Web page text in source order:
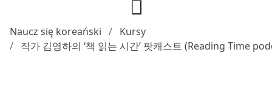
Naucz się koreański
Kursy
작가 김영하의 ‘책 읽는 시간’ 팟캐스트 (Reading Time